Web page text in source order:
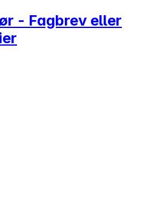
- Fagbrev eller